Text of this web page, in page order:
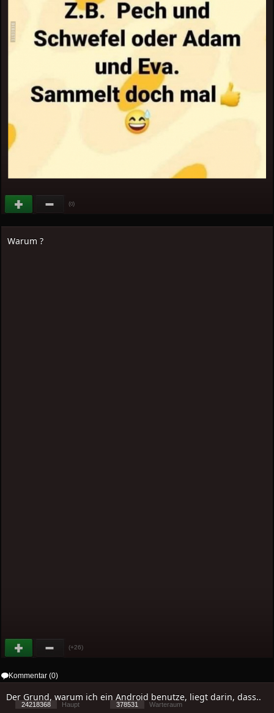
(0)
Warum ?
(+26)
Kommentar (0)
Der Grund, warum ich ein Android benutze, liegt darin, dass..
24218368 Haupt 378531 Warteraum